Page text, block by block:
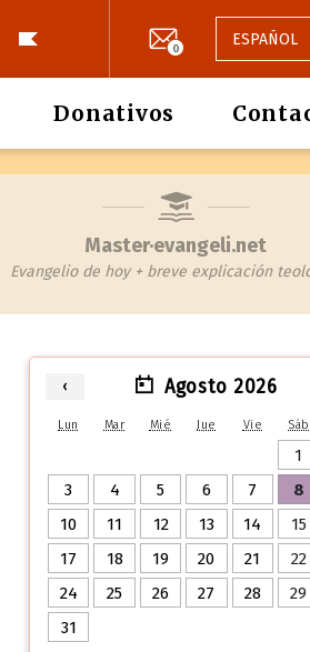
0 ESPAÑOL
Donativos
Master·evangeli.net
Evangelio de hoy + breve explicación
‹ Agosto 2026
Lun Mar Mié Jue Vie Sáb
1
3
4 5 6 7 8
10
11 12 13 14 15
17
18 19 20 21 22
24
25 26 27 28 29
31